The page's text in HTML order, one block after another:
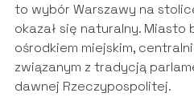
to wybór Warszawy na
okazał się naturalny. Miasto
ośrodkiem miejskim,
związanym z tradycją
dawnej Rzeczypospolitej.